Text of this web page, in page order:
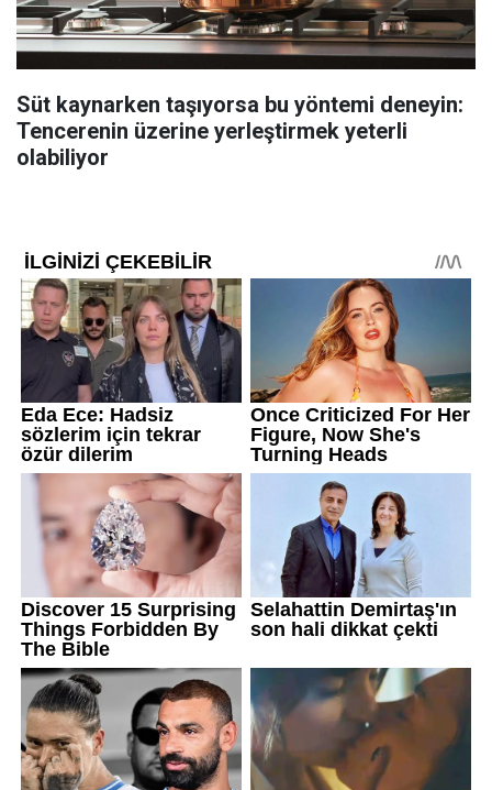
Süt kaynarken taşıyorsa bu yöntemi deneyin:
Tencerenin üzerine yerleştirmek yeterli
olabiliyor